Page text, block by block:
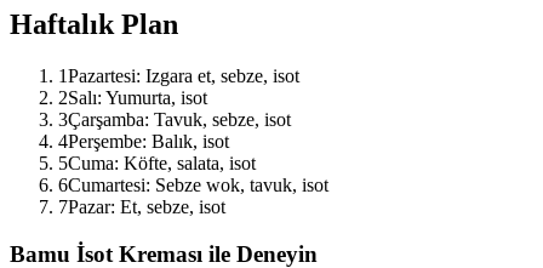
Haftalık Plan
1Pazartesi: Izgara et, sebze, isot
2Salı: Yumurta, isot
3Çarşamba: Tavuk, sebze, isot
4Perşembe: Balık, isot
5Cuma: Köfte, salata, isot
6Cumartesi: Sebze wok, tavuk, isot
7Pazar: Et, sebze, isot
Bamu İsot Kreması ile Deneyin